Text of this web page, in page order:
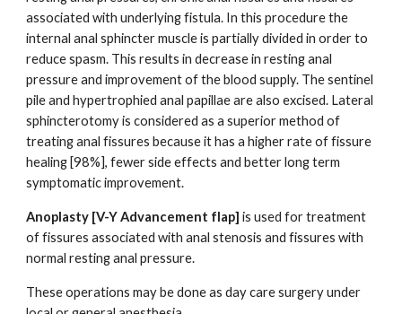
associated with underlying fistula. In this procedure the
internal anal sphincter muscle is partially divided in order to
reduce spasm. This results in decrease in resting anal
pressure and improvement of the blood supply. The sentinel
pile and hypertrophied anal papillae are also excised. Lateral
sphincterotomy is considered as a superior method of
treating anal fissures because it has a higher rate of fissure
healing [98%], fewer side effects and better long term
symptomatic improvement.
Anoplasty [V-Y Advancement flap]is used for treatment
of fissures associated with anal stenosis and fissures with
normal resting anal pressure.
These operations may be done as day care surgery under